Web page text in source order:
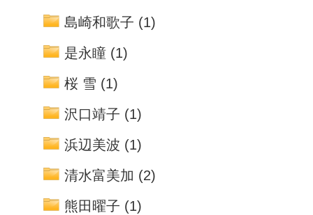
島崎和歌子 (1)
是永瞳 (1)
桜 雪 (1)
沢口靖子 (1)
浜辺美波 (1)
清水富美加 (2)
熊田曜子 (1)